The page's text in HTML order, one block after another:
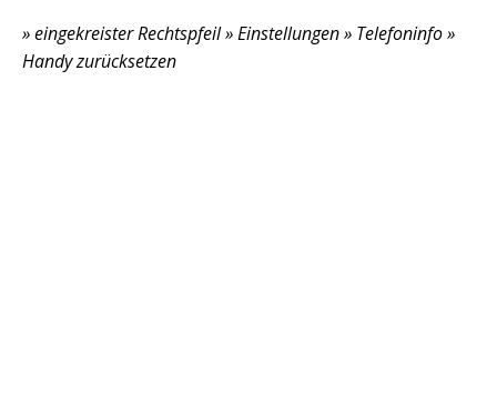
» eingekreister Rechtspfeil » Einstellungen » Telefoninfo »
Handy zurücksetzen